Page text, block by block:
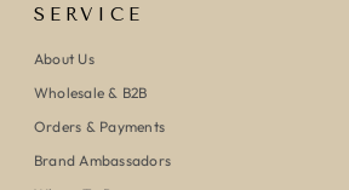
SERVICE
About Us
Wholesale & B2B
Orders & Payments
Brand Ambassadors